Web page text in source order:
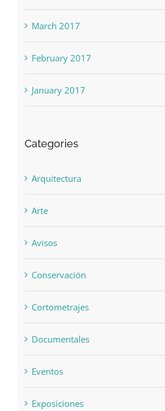
March 2017
February 2017
January 2017
Categories
Arquitectura
Arte
Avisos
Conservación
Cortometrajes
Documentales
Eventos
Exposiciones